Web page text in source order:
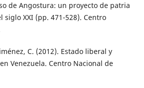
de Angostura: un proyecto de patria
siglo XXI (pp. 471-528). Centro
C. (2012). Estado liberal y
Venezuela. Centro Nacional de